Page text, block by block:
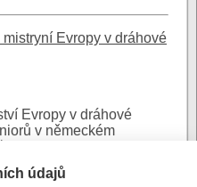
Evropy v dráhové
Evropy v dráhové
v německém
ve finále sprintu
2:1 a získala zlatou
údajů